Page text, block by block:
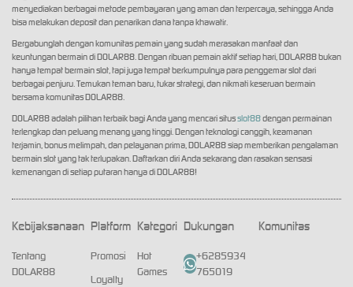
menyediakan berbagai metode pembayaran yang aman dan terpercaya, sehingga Anda
bisa melakukan deposit dan penarikan dana tanpa khawatir.
Bergabunglah dengan komunitas pemain yang sudah merasakan manfaat dan
keuntungan bermain di DOLAR88. Dengan ribuan pemain aktif setiap hari, DOLAR88 bukan
hanya tempat bermain slot, tapi juga tempat berkumpulnya para penggemar slot dari
berbagai penjuru. Temukan teman baru, tukar strategi, dan nikmati keseruan bermain
bersama komunitas DOLAR88.
DOLAR88 adalah pilihan terbaik bagi Anda yang mencari situsslot88dengan permainan
terlengkap dan peluang menang yang tinggi. Dengan teknologi canggih, keamanan
terjamin, bonus melimpah, dan pelayanan prima, DOLAR88 siap memberikan pengalaman
bermain slot yang tak terlupakan. Daftarkan diri Anda sekarang dan rasakan sensasi
kemenangan di setiap putaran hanya di DOLAR88!
Kebijaksanaan
Tentang
DOLAR88
Platform
Promosi
Loyalty
Kategori
Hot
Games
Dukungan
+6285934
765019
Komunitas